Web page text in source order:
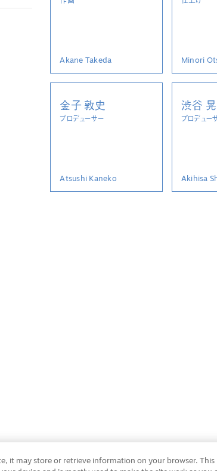
Akane Takeda Minori
金子 敦史
プロデューサー
Atsushi Kaneko
渋谷
プロデュー
Akihisa
it may store or retrieve information on your browser.